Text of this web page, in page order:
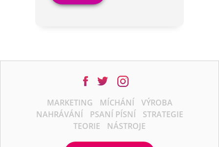
MARKETING MÍCHÁNÍ
VÝROBA
NAHRÁVÁNÍ
PSANÍ PÍSNÍ
STRATEGIE
TEORIE
NÁSTROJE